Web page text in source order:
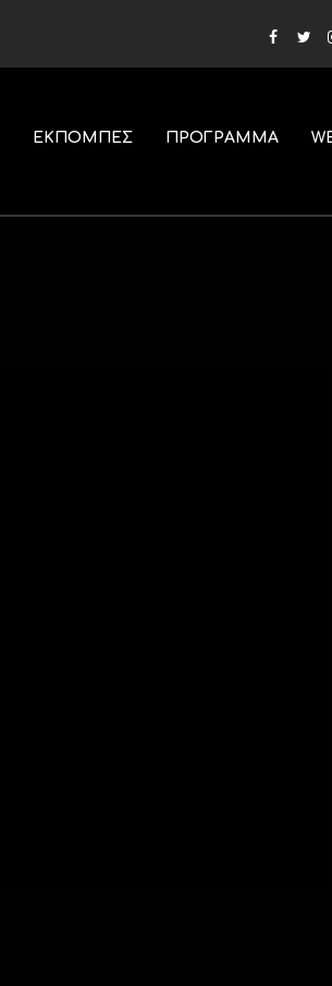
ΕΚΠΟΜΠΕΣ ΠΡΟΓΡΑΜΜΑ